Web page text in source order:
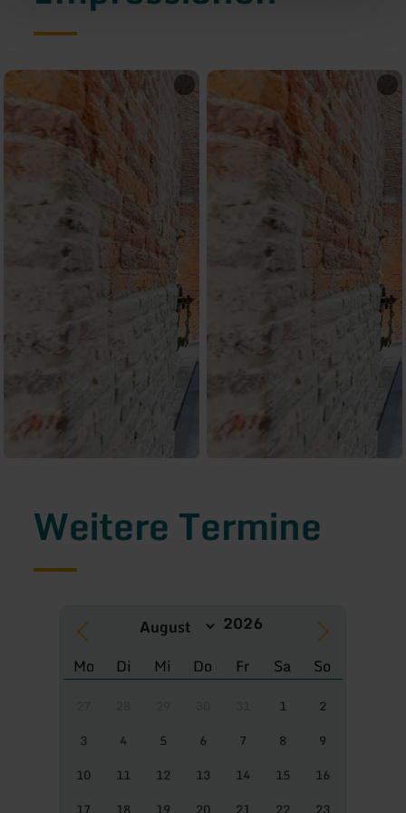
Weitere Termine
Mo Di Mi Do Fr Sa So
1
2
3
4 5 6 7 8
9
10
11 12 13 14 15
16